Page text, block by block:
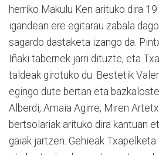
herriko Makulu Ken arituko dira
igandean ere egitarau zabala
sagardo dastaketa izango da.
Iñaki tabernek jarri dituzte, eta
taldeak girotuko du. Bestetik
egingo dute bertan eta
Alberdi, Amaia Agirre, Miren
bertsolariak arituko dira kantuan
gaiak jartzen. Gehieak